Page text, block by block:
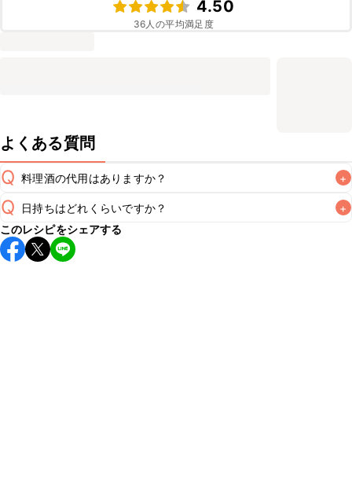
4.50
36人の平均満足度
よくある質問
Q 料理酒の代用はありますか？ +
A
Q 日持ちはどれくらいですか？ +
保存期間は冷蔵で翌日中が目安です。なるべくお早めにお召
し上がりください。
このレシピをシェアする